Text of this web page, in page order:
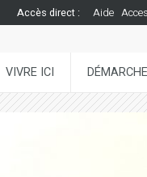
Accès direct : Aide
VIVRE ICI